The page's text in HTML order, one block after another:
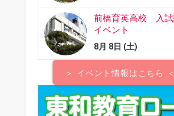
＞ イベント情報はこちら ＜